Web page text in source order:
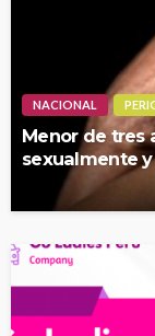
NACIONAL
Menor de tres
sexualmente